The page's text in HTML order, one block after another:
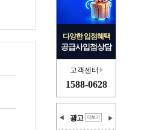
다양한 입점혜택
공급사입점상담
고객센터
1588-0628
광고